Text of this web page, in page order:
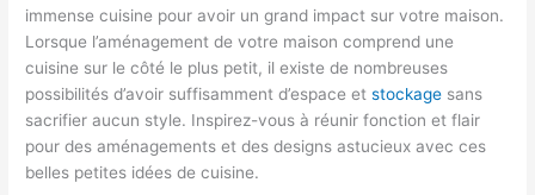
immense cuisine pour avoir un grand impact sur votre maison.
Lorsque l’aménagement de votre maison comprend une
cuisine sur le côté le plus petit, il existe de nombreuses
possibilités d’avoir suffisamment d’espace etstockage sans
sacrifier aucun style. Inspirez-vous à réunir fonction et flair
pour des aménagements et des designs astucieux avec ces
belles petites idées de cuisine.